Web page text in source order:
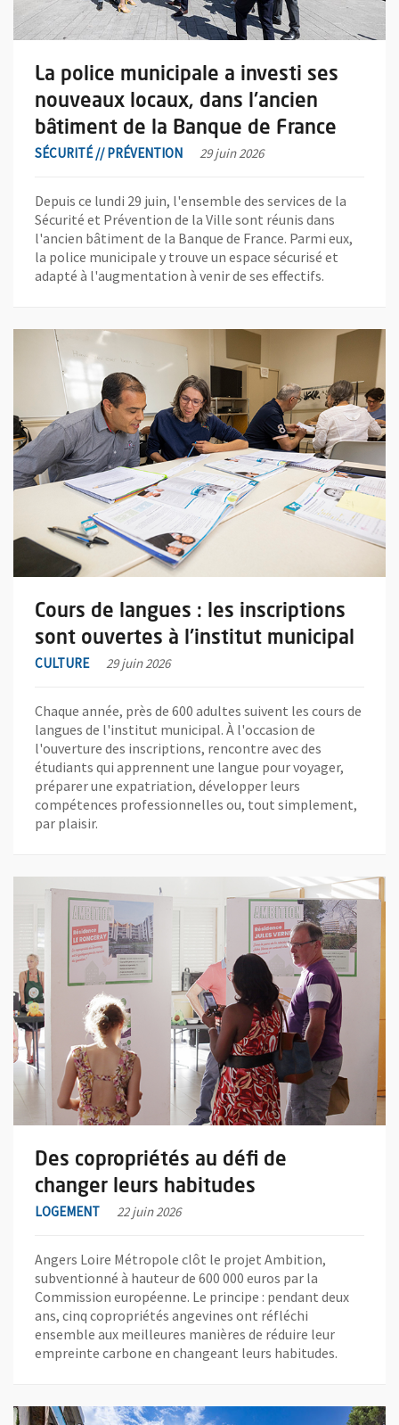
La police municipale a investi ses
nouveaux locaux, dans l'ancien
bâtiment de la Banque de France
SÉCURITÉ // PRÉVENTION 29 juin 2026
Depuis ce lundi 29 juin, l'ensemble des services de la
Sécurité et Prévention de la Ville sont réunis dans
l'ancien bâtiment de la Banque de France. Parmi eux,
la police municipale y trouve un espace sécurisé et
adapté à l'augmentation à venir de ses effectifs.
Cours de langues : les inscriptions
sont ouvertes à l'institut municipal
CULTURE 29 juin 2026
Chaque année, près de 600 adultes suivent les cours de
langues de l'institut municipal. À l'occasion de
l'ouverture des inscriptions, rencontre avec des
étudiants qui apprennent une langue pour voyager,
préparer une expatriation, développer leurs
compétences professionnelles ou, tout simplement,
par plaisir.
En savoir plus sur l'actualité Cours de langues : les
Des copropriétés au défi de
changer leurs habitudes
LOGEMENT 22 juin 2026
Angers Loire Métropole clôt le projet Ambition,
subventionné à hauteur de 600 000 euros par la
Commission européenne. Le principe : pendant deux
ans, cinq copropriétés angevines ont réfléchi
ensemble aux meilleures manières de réduire leur
empreinte carbone en changeant leurs habitudes.
En savoir plus sur l'actualité Des copropriétés au défi de
, Ouvre une nouvelle fenêtre
En savoir plus sur l'actualité La démolition de la dalle